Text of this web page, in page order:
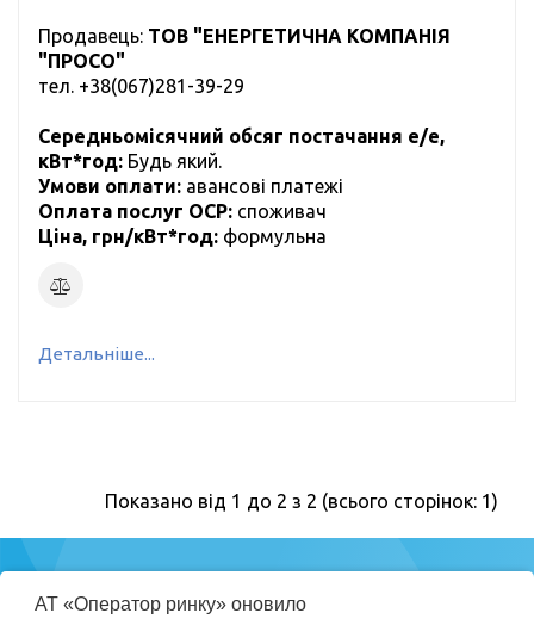
Продавець: ТОВ "ЕНЕРГЕТИЧНА КОМПАНІЯ
"ПРОСО"
тел. +38(067)281-39-29
Середньомісячний обсяг постачання е/е,
кВт*год: Будь який.
Умови оплати: авансові платежі
Оплата послуг ОСР: cпоживач
Ціна, грн/кВт*год: формульна
Детальніше...
Показано від 1 до 2 з 2 (всього сторінок: 1)
Міністерство
АТ «Оператор ринку» оновило